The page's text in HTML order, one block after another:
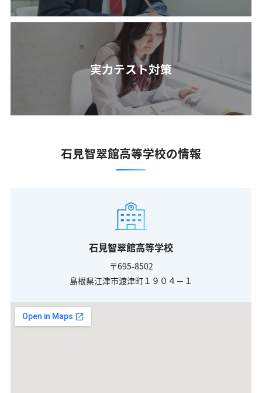
実力テスト対策
石見智翠館高等学校の情報
石見智翠館高等学校
〒695-8502
島根県江津市渡津町１９０４－１